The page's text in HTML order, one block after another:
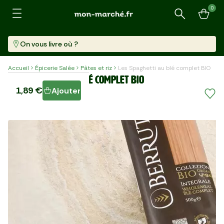
Recherche
0
On vous livre où ?
Accueil Épicerie Salée Pâtes et riz Les Spaghetti au blé complet BIO
Les Spaghetti au blé complet BIO
1,89 € Ajouter